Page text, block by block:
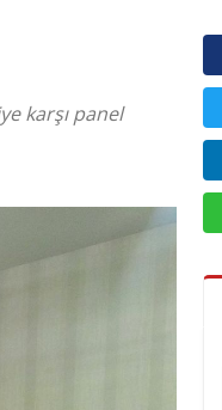
karşı panel